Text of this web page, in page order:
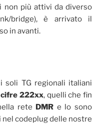
non più attivi da diverso
bridge), è arrivato il
in avanti.
soli TG regionali italiani
cifre 222xx, quelli che fin
rete DMR e lo sono
codeplug delle nostre